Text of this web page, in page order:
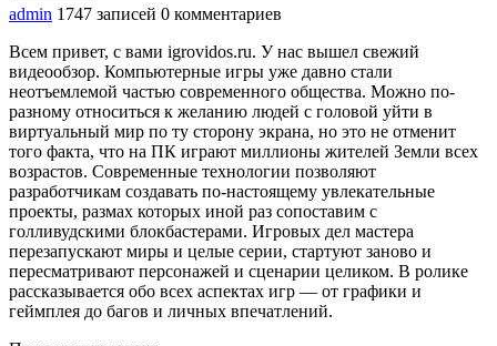
admin 1747 записей 0 комментариев
Всем привет, с вами igrovidos.ru. У нас вышел свежий
видеообзор. Компьютерные игры уже давно стали
неотъемлемой частью современного общества. Можно по-
разному относиться к желанию людей с головой уйти в
виртуальный мир по ту сторону экрана, но это не отменит
того факта, что на ПК играют миллионы жителей Земли всех
возрастов. Современные технологии позволяют
разработчикам создавать по-настоящему увлекательные
проекты, размах которых иной раз сопоставим с
голливудскими блокбастерами. Игровых дел мастера
перезапускают миры и целые серии, стартуют заново и
пересматривают персонажей и сценарии целиком. В ролике
рассказывается обо всех аспектах игр — от графики и
геймплея до багов и личных впечатлений.